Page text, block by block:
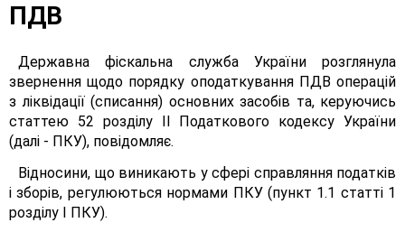
ПДВ
Державна фіскальна служба України розглянула
звернення щодо порядку оподаткування ПДВ операцій
з ліквідації (списання) основних засобів та, керуючись
статтею 52 розділу II Податкового кодексу України
(далі - ПКУ), повідомляє.
Відносини, що виникають у сфері справляння податків
і зборів, регулюються нормами ПКУ (пункт 1.1 статті 1
розділу І ПКУ).